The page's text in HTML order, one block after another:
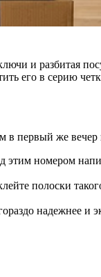
и разбитая
его в серию
в первый же
номером
полоски
надежнее и